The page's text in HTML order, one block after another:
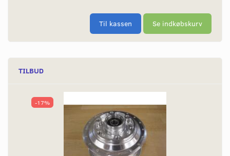
Til kassen Se indkøbskurv
TILBUD
-17%